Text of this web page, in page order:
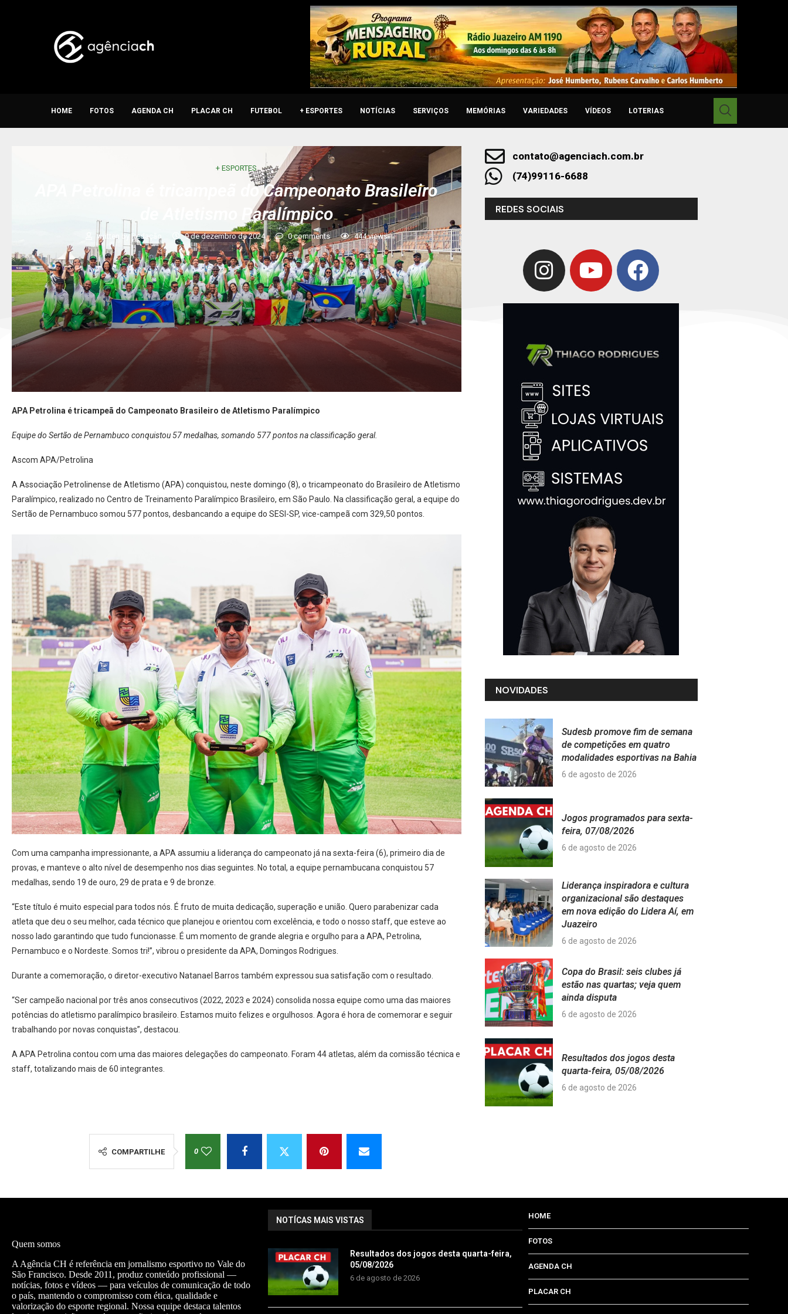
HOME FOTOS AGENDA CH PLACAR CH FUTEBOL + ESPORTES NOTÍCIAS SERVIÇOS MEMÓRIAS VARIEDADES VÍDEOS LOTERIAS
+ ESPORTES
APA Petrolina é tricampeã do Campeonato Brasileiro
de Atletismo Paralímpico
written by Redação 9 de dezembro de 2024 0 comments 444views
APA Petrolina é tricampeã do Campeonato Brasileiro de Atletismo Paralímpico
Equipe do Sertão de Pernambuco conquistou 57 medalhas, somando 577 pontos na classificação geral.
Ascom APA/Petrolina
A Associação Petrolinense de Atletismo (APA) conquistou, neste domingo (8), o tricampeonato do Brasileiro de Atletismo
Paralímpico, realizado no Centro de Treinamento Paralímpico Brasileiro, em São Paulo. Na classificação geral, a equipe do
Sertão de Pernambuco somou 577 pontos, desbancando a equipe do SESI-SP, vice-campeã com 329,50 pontos.
Com uma campanha impressionante, a APA assumiu a liderança do campeonato já na sexta-feira (6), primeiro dia de
provas, e manteve o alto nível de desempenho nos dias seguintes. No total, a equipe pernambucana conquistou 57
medalhas, sendo 19 de ouro, 29 de prata e 9 de bronze.
“Este título é muito especial para todos nós. É fruto de muita dedicação, superação e união. Quero parabenizar cada
atleta que deu o seu melhor, cada técnico que planejou e orientou com excelência, e todo o nosso staff, que esteve ao
nosso lado garantindo que tudo funcionasse. É um momento de grande alegria e orgulho para a APA, Petrolina,
Pernambuco e o Nordeste. Somos tri!”, vibrou o presidente da APA, Domingos Rodrigues.
Durante a comemoração, o diretor-executivo Natanael Barros também expressou sua satisfação com o resultado.
“Ser campeão nacional por três anos consecutivos (2022, 2023 e 2024) consolida nossa equipe como uma das maiores
potências do atletismo paralímpico brasileiro. Estamos muito felizes e orgulhosos. Agora é hora de comemorar e seguir
trabalhando por novas conquistas”, destacou.
A APA Petrolina contou com uma das maiores delegações do campeonato. Foram 44 atletas, além da comissão técnica e
staff, totalizando mais de 60 integrantes.
COMPARTILHE 0
contato@agenciach.com.br
(74)99116-6688
REDES SOCIAIS
NOVIDADES
Sudesb promove fim de semana
de competições em quatro
modalidades esportivas na Bahia
6 de agosto de 2026
Jogos programados para sexta-
feira, 07/08/2026
6 de agosto de 2026
Liderança inspiradora e cultura
organizacional são destaques
em nova edição do Lidera Aí, em
Juazeiro
6 de agosto de 2026
Copa do Brasil: seis clubes já
estão nas quartas; veja quem
ainda disputa
6 de agosto de 2026
Resultados dos jogos desta
quarta-feira, 05/08/2026
6 de agosto de 2026
Quem somos
A Agência CH é referência em jornalismo esportivo no Vale do
São Francisco. Desde 2011, produz conteúdo profissional —
notícias, fotos e vídeos — para veículos de comunicação de todo
o país, mantendo o compromisso com ética, qualidade e
valorização do esporte regional. Nossa equipe destaca talentos
NOTÍCAS MAIS VISTAS
Resultados dos jogos desta quarta-feira,
05/08/2026
6 de agosto de 2026
HOME
FOTOS
AGENDA CH
PLACAR CH